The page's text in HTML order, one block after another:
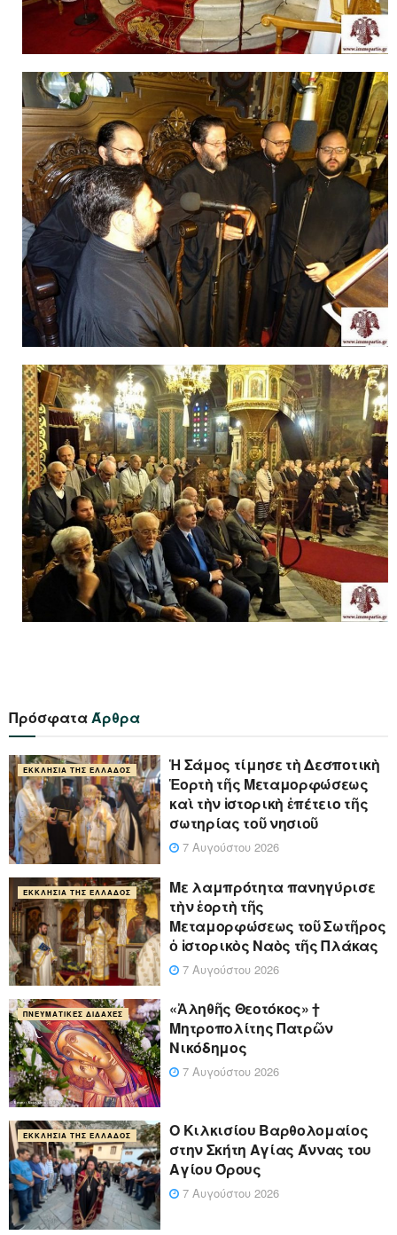
ΠρόσφαταΆρθρα
ΕΚΚΛΗΣΊΑ ΤΗΣ ΕΛΛΆΔΟΣ
Ἡ Σάμος τίμησε τὴ Δεσποτικὴ
Ἑορτὴ τῆς Μεταμορφώσεως
καὶ τὴν ἱστορικὴ ἐπέτειο τῆς
σωτηρίας τοῦ νησιοῦ
7 Αυγούστου 2026
ΕΚΚΛΗΣΊΑ ΤΗΣ ΕΛΛΆΔΟΣ
Με λαμπρότητα πανηγύρισε
τὴν ἑορτὴ τῆς
Μεταμορφώσεως τοῦ Σωτῆρος
ὁ ἱστορικὸς Ναὸς τῆς Πλάκας
7 Αυγούστου 2026
ΠΝΕΥΜΑΤΙΚΈΣ ΔΙΔΑΧΈΣ
«Ἀληθῆς Θεοτόκος» †
Μητροπολίτης Πατρῶν
Νικόδημος
7 Αυγούστου 2026
ΕΚΚΛΗΣΊΑ ΤΗΣ ΕΛΛΆΔΟΣ
Ο Κιλκισίου Βαρθολομαίος
στην Σκήτη Αγίας Άννας του
Αγίου Όρους
7 Αυγούστου 2026